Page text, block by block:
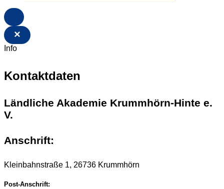
×
Info
Kontaktdaten
Ländliche Akademie Krummhörn-Hinte e.
V.
Anschrift:
Kleinbahnstraße 1, 26736 Krummhörn
Post-Anschrift: